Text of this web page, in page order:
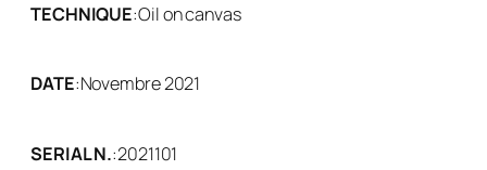
TECHNIQUE:Oil on canvas
DATE:Novembre 2021
SERIAL N.:2021101